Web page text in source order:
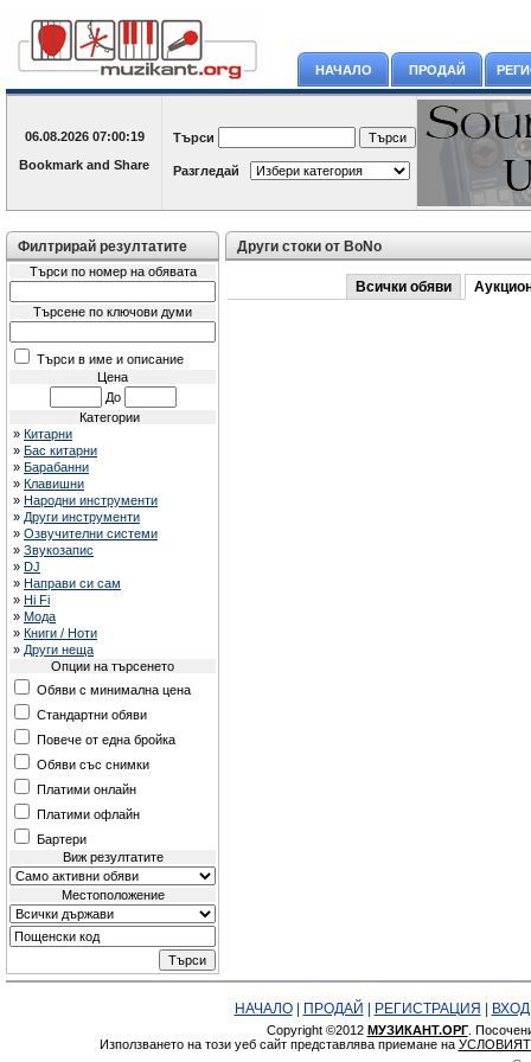
НАЧАЛО ПРОДАЙ
06.08.2026 07:00:19 Търси
Разгледай
Филтрирай резултатите
Търси по номер на обявата
Търсене по ключови думи
Търси в име и описание
Цена
До
Категории
» Китарни
» Бас китарни
» Барабанни
» Клавишни
» Народни инструменти
» Други инструменти
» Озвучителни системи
» Звукозапис
» DJ
» Направи си сам
» Hi Fi
» Мода
» Книги / Ноти
» Други неща
Опции на търсенето
Обяви с минимална цена
Стандартни обяви
Повече от една бройка
Обяви със снимки
Платими онлайн
Платими офлайн
Бартери
Виж резултатите
Местоположение
Други стоки от BoNo
Всички обяви
НАЧАЛО| ПРОДАЙ РЕГИСТРАЦИЯ ВХОД
Copyright ©2012 МУЗИКАНТ.ОРГ.
Използването на този уеб сайт представлява приемане на